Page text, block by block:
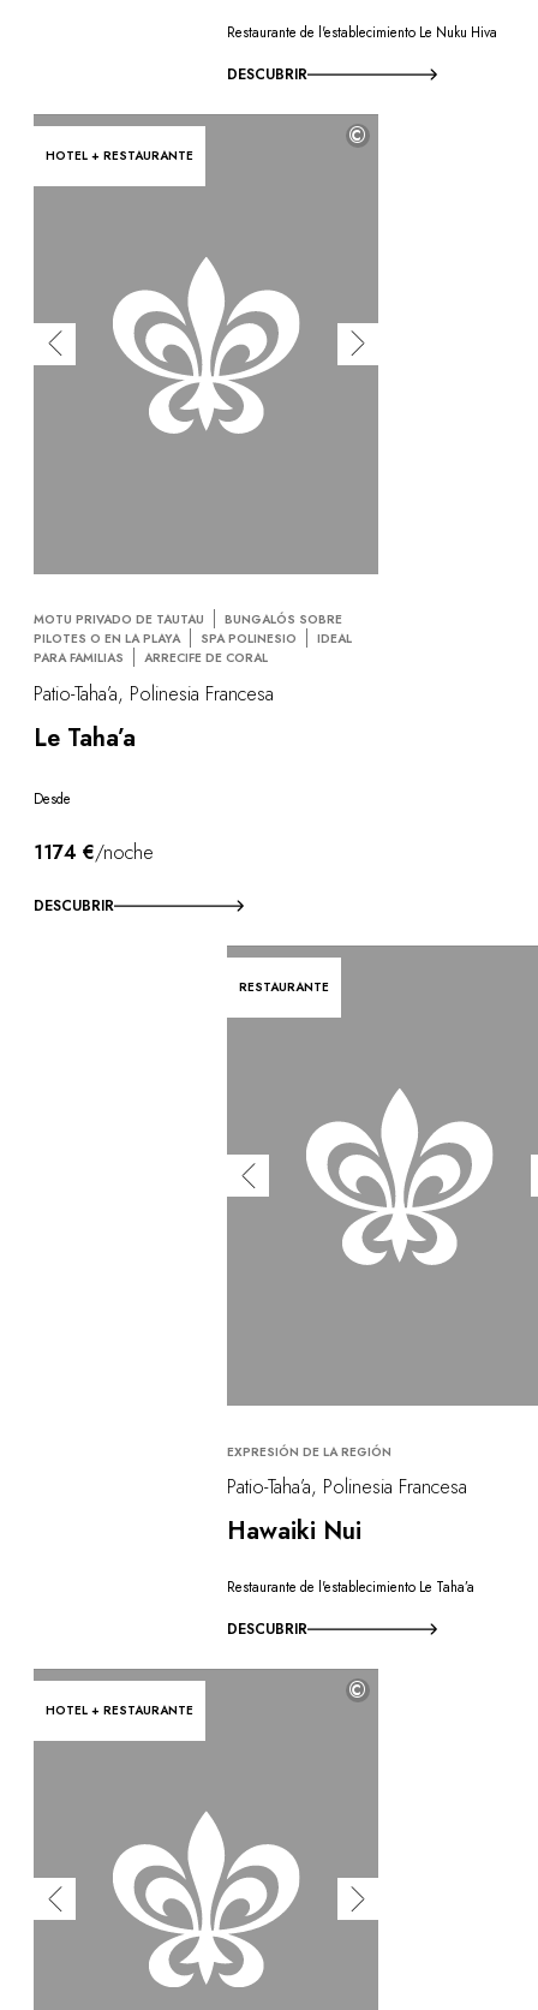
Restaurante de l'establecimiento Le Nuku Hiva
DESCUBRIR
HOTEL + RESTAURANTE
©
MOTU PRIVADO DE TAUTAU
BUNGALÓS SOBRE
PILOTES O EN LA PLAYA
SPA POLINESIO
IDEAL
PARA FAMILIAS
ARRECIFE DE CORAL
Patio-Taha’a, Polinesia Francesa
Le Taha’a
Desde
1174 €/noche
DESCUBRIR
RESTAURANTE
EXPRESIÓN DE LA REGIÓN
Patio-Taha’a, Polinesia Francesa
Hawaiki Nui
Restaurante de l'establecimiento Le Taha’a
DESCUBRIR
HOTEL + RESTAURANTE
©